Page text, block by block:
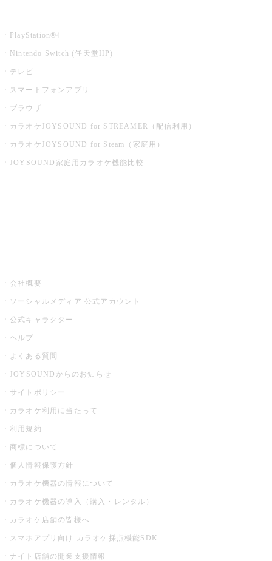
PlayStation®4
Nintendo Switch (任天堂HP)
テレビ
スマートフォンアプリ
ブラウザ
カラオケJOYSOUND for STREAMER（配信利用）
カラオケJOYSOUND for Steam（家庭用）
JOYSOUND家庭用カラオケ機能比較
会社概要
ソーシャルメディア 公式アカウント
公式キャラクター
ヘルプ
よくある質問
JOYSOUNDからのお知らせ
サイトポリシー
カラオケ利用に当たって
利用規約
商標について
個人情報保護方針
カラオケ機器の情報について
カラオケ機器の導入（購入・レンタル）
カラオケ店舗の皆様へ
スマホアプリ向け カラオケ採点機能SDK
ナイト店舗の開業支援情報